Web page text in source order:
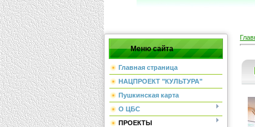
Меню сайта
Главная страница
НАЦПРОЕКТ "КУЛЬТУРА"
Пушкинская карта
О ЦБС
ПРОЕКТЫ